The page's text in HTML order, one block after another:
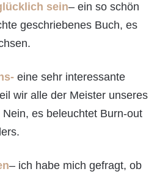
sein– ein so schön
geschriebenes Buch, es
eine sehr interessante
wir alle der Meister unseres
es beleuchtet Burn-out
– ich habe mich gefragt, ob